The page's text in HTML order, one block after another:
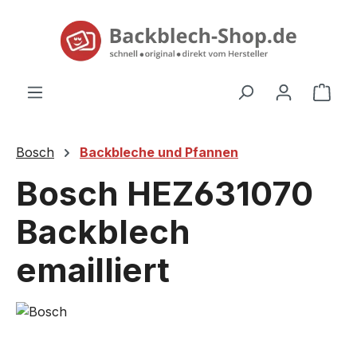
springen
Bosch Backbleche und Pfannen
Bosch HEZ631070
Backblech
emailliert